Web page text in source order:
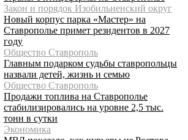
Закон и порядок Изобильненский округ
Новый корпус парка «Мастер» на
Ставрополье примет резидентов в 2027
году
Общество Ставрополь
Главным подарком судьбы ставропольцы
назвали детей, жизнь и семью
Общество Ставрополь
Продажи топлива на Ставрополье
стабилизировались на уровне 2,5 тыс.
тонн в сутки
Экономика